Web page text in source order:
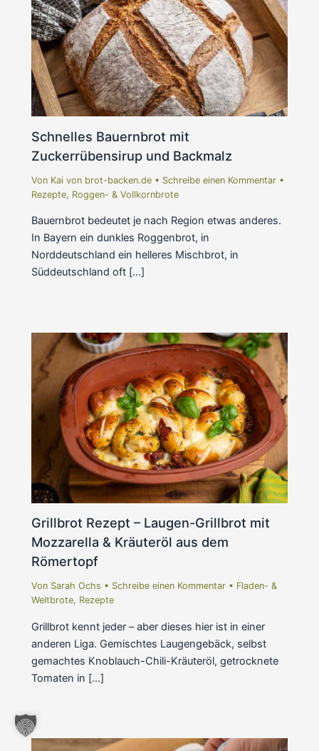
Schnelles Bauernbrot mit
Zuckerrübensirup und Backmalz
Von Kai von brot-backen.de • Schreibe einen Kommentar •
Rezepte, Roggen- & Vollkornbrote
Bauernbrot bedeutet je nach Region etwas anderes.
In Bayern ein dunkles Roggenbrot, in
Norddeutschland ein helleres Mischbrot, in
Süddeutschland oft […]
Grillbrot Rezept – Laugen-Grillbrot mit
Mozzarella & Kräuteröl aus dem
Römertopf
Von Sarah Ochs • Schreibe einen Kommentar • Fladen- &
Weltbrote, Rezepte
Grillbrot kennt jeder – aber dieses hier ist in einer
anderen Liga. Gemischtes Laugengebäck, selbst
gemachtes Knoblauch-Chili-Kräuteröl, getrocknete
Tomaten in […]